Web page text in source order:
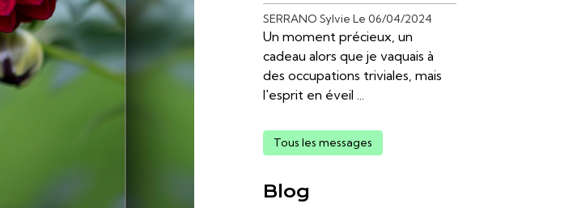
SERRANO Sylvie Le 06/04/2024
Un moment précieux, un
cadeau alors que je vaquais à
des occupations triviales, mais
l'esprit en éveil ...
Tous les messages
Blog